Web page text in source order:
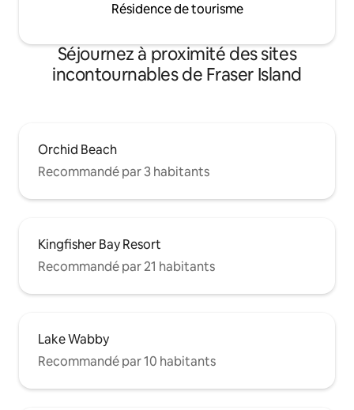
Résidence de tourisme
Séjournez à proximité des sites
incontournables de Fraser Island
Orchid Beach
Recommandé par 3 habitants
Kingfisher Bay Resort
Recommandé par 21 habitants
Lake Wabby
Recommandé par 10 habitants